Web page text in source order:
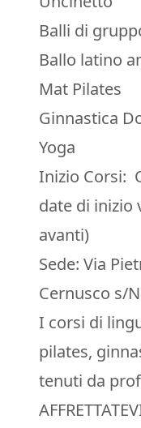
Balli di
Ballo latino
Mat Pilates
Ginnastica
Yoga
Inizio Corsi:
date di inizio
avanti)
Sede: Via
Cernusco s/N
I corsi di
pilates,
tenuti da